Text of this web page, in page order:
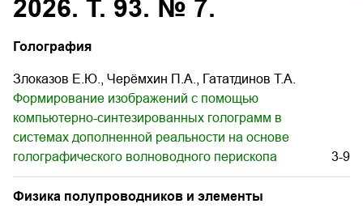
2026. Т. 93. № 7.
Голография
Злоказов Е.Ю., Черёмхин П.А., Гататдинов Т.А.
Формирование изображений с помощью
компьютерно-синтезированных голограмм в
системах дополненной реальности на основе
голографического волноводного перископа
3-9
Физика полупроводников и элементы